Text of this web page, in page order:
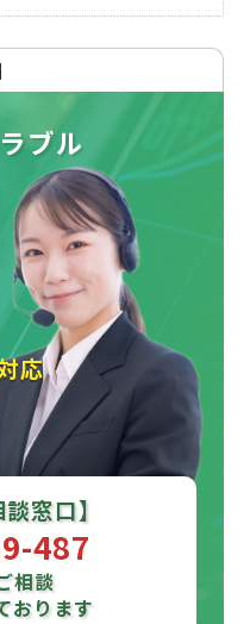
ブル
応
窓口】
487
相談
おります